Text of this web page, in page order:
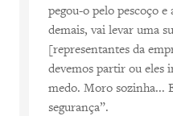
pegou-o pelo pescoço e
demais, vai levar uma
[representantes da
devemos partir ou eles
medo. Moro sozinha...
segurança”.